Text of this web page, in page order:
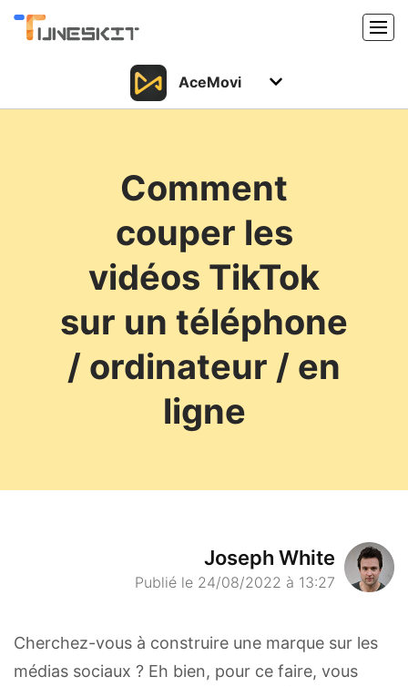
Produits
Support
Centre de téléchargement
AceMovi
Support
Ressources
Comment
couper les
vidéos TikTok
sur un téléphone
/ ordinateur / en
ligne
Joseph White
Publié le 24/08/2022 à 13:27
Cherchez-vous à construire une marque sur les
médias sociaux ? Eh bien, pour ce faire, vous